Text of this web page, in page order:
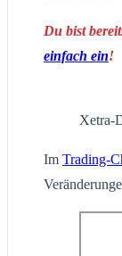
Du bist
einfach ein!
Xetra-
Im Trading-